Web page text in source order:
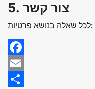
5. צור קשר
לכל שאלה בנושא פרטיות:
Facebook
Email